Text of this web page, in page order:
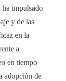
ha impulsado
y de las
en la
a
en tiempo
adopción de